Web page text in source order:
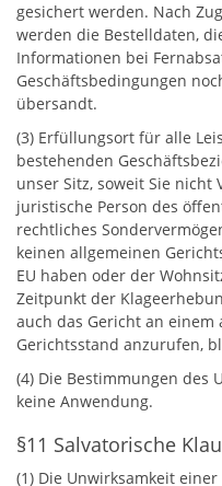
gesichert werden. Nach
werden die Bestelldaten,
Informationen bei
Geschäftsbedingungen
übersandt.
(3) Erfüllungsort für alle
bestehenden
unser Sitz, soweit Sie nicht
juristische Person des
rechtliches
keinen allgemeinen
EU haben oder der
Zeitpunkt der
auch das Gericht an einem
Gerichtsstand anzurufen,
(4) Die Bestimmungen des
keine Anwendung.
§11 Salvatorische
(1) Die Unwirksamkeit